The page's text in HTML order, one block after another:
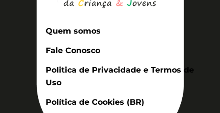
Quem somos
Fale Conosco
Politica de Privacidade e Termos de
Uso
Política de Cookies (BR)